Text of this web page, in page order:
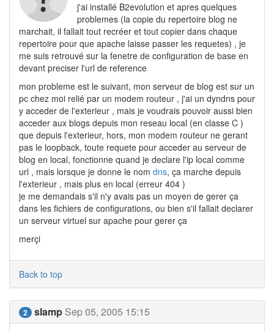
j'ai installé B2evolution et apres quelques
problemes (la copie du repertoire blog ne
marchait, il fallait tout recréer et tout copier dans chaque
repertoire pour que apache laisse passer les requetes) , je
me suis retrouvé sur la fenetre de configuration de base en
devant preciser l'url de reference
mon probleme est le suivant, mon serveur de blog est sur un
pc chez moi relié par un modem routeur , j'ai un dyndns pour
y acceder de l'exterieur , mais je voudrais pouvoir aussi bien
acceder aux blogs depuis mon reseau local (en classe C )
que depuis l'exterieur, hors, mon modem routeur ne gerant
pas le loopback, toute requete pour acceder au serveur de
blog en local, fonctionne quand je declare l'ip local comme
url , mais lorsque je donne le nom dns, ça marche depuis
l'exterieur , mais plus en local (erreur 404 )
je me demandais s'il n'y avais pas un moyen de gerer ça
dans les fichiers de configurations, ou bien s'il fallait declarer
un serveur virtuel sur apache pour gerer ça
merçi
Back to top
2 slamp Sep 05, 2005 15:15